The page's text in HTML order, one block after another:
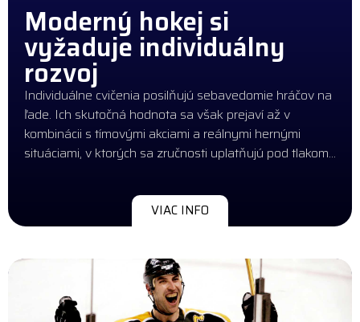
Moderný hokej si
vyžaduje individuálny
rozvoj
Individuálne cvičenia posilňujú sebavedomie hráčov na
ľade. Ich skutočná hodnota sa však prejaví až v
kombinácii s tímovými akciami a reálnymi hernými
situáciami, v ktorých sa zručnosti uplatňujú pod tlakom…
VIAC INFO